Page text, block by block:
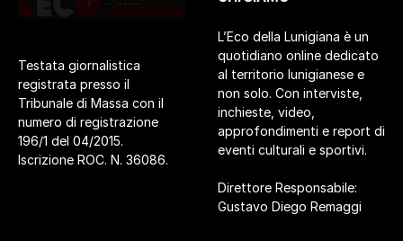
Testata giornalistica
registrata presso il
Tribunale di Massa con il
numero di registrazione
196/1 del 04/2015.
Iscrizione ROC. N. 36086.
L’Eco della Lunigiana è un
quotidiano online dedicato
al territorio lunigianese e
non solo. Con interviste,
inchieste, video,
approfondimenti e report di
eventi culturali e sportivi.
Direttore Responsabile:
Gustavo Diego Remaggi